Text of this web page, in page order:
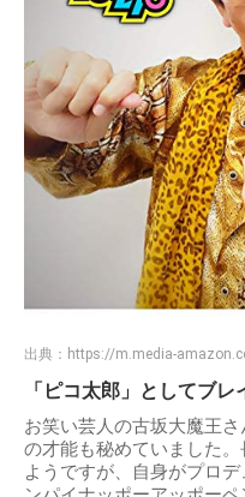
出典： https://m.media-
「ピコ太郎」としてブレ
お笑い芸人の古坂大魔王
の才能も秘めていました
ようですが、自身がプロ